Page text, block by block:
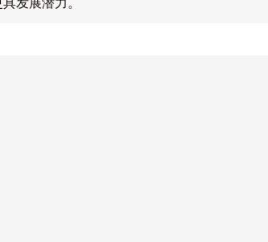
发展潜力。